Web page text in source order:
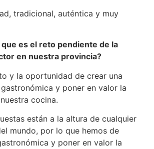
tradicional, auténtica y muy
es el reto pendiente de la
en nuestra provincia?
y la oportunidad de crear una
y poner en valor la
cocina.
están a la altura de cualquier
mundo, por lo que hemos de
y poner en valor la